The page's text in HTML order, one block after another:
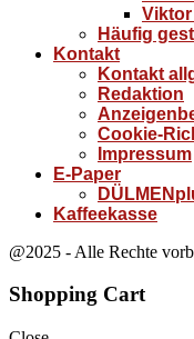
Viktor
Häufig
Kontakt
Kontakt
Redaktion
Cookie-
Impressum
E-Paper
Kaffeekasse
@2025 - Alle Rechte
Shopping Cart